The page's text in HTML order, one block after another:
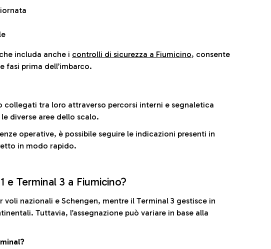
includa anche i controlli di sicurezza a Fiumicino, consente
prima dell’imbarco.
collegati tra loro attraverso percorsi interni e segnaletica
diverse aree dello scalo.
operative, è possibile seguire le indicazioni presenti in
in modo rapido.
e Terminal 3 a Fiumicino?
nazionali e Schengen, mentre il Terminal 3 gestisce in
Tuttavia, l’assegnazione può variare in base alla